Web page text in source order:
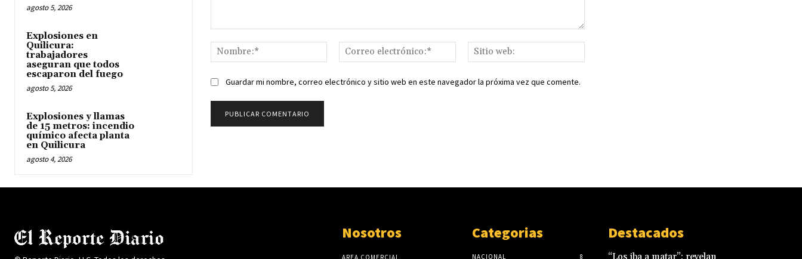
agosto 5, 2026
Explosiones en
Quilicura:
trabajadores
aseguran que todos
escaparon del fuego
agosto 5, 2026
Explosiones y llamas
de 15 metros: incendio
químico afecta planta
en Quilicura
agosto 4, 2026
Nombre:*
Correo
electrónico:*
web:
Guardar mi nombre, correo electrónico y sitio web en este navegador la próxima vez que comente.
Nosotros
AREA COMERCIAL
Categorias
NACIONAL 8
Destacados